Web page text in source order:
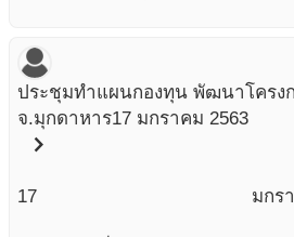
ประชุมทำแผนกองทุน พัฒนาโครง
จ.มุกดาหาร17 มกราคม 2563
chevron_right
17 มกร